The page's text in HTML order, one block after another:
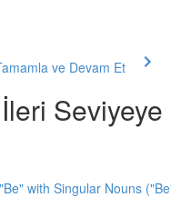
ve Devam Et
İleri
with Singular Nouns